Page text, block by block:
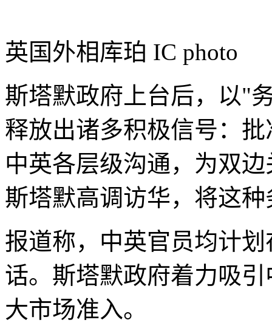
英国外相库珀 IC photo
斯塔默政府上台后，以"
释放出诸多积极信号：
中英各层级沟通，为双
斯塔默高调访华，将这
报道称，中英官员均计
话。斯塔默政府着力吸
大市场准入。